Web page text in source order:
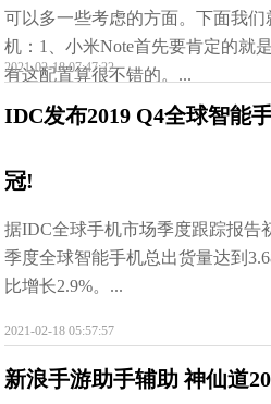
可以多一些考虑的方面。下面我
机：1、小米Note首先要肯定的就
有这配置算很不错的。...
2021-02-18 07:47:22
IDC发布2019 Q4全球智能
冠!
据IDC全球手机市场季度跟踪报告
季度全球智能手机总出货量达到
比增长2.9%。...
2021-02-18 05:57:57
新浪手游助手辅助 神仙道